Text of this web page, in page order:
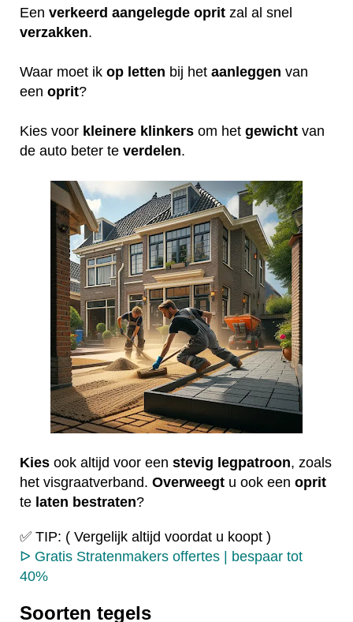
Een verkeerd aangelegde oprit zal al snel
verzakken.
Waar moet ik op letten bij het aanleggen van
een oprit?
Kies voor kleinere klinkers om het gewicht van
de auto beter te verdelen.
Kies ook altijd voor een stevig legpatroon, zoals
het visgraatverband. Overweegt u ook een oprit
te laten bestraten?
✅ TIP: ( Vergelijk altijd voordat u koopt )
ᐅ Gratis Stratenmakers offertes | bespaar tot
40%
Soorten tegels